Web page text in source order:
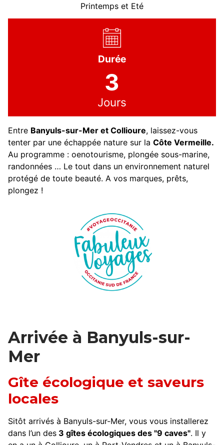
Printemps et Eté
Durée
3
Jours
Entre Banyuls-sur-Mer et Collioure, laissez-vous
tenter par une échappée nature sur la Côte Vermeille.
Au programme : oenotourisme, plongée sous-marine,
randonnées … Le tout dans un environnement naturel
protégé de toute beauté. A vos marques, prêts,
plongez !
Arrivée à Banyuls-sur-
Mer
Gîte écologique et saveurs
locales
Sitôt arrivés à Banyuls-sur-Mer, vous vous installerez
dans l’un des 3 gîtes écologiques des "9 caves". Il y